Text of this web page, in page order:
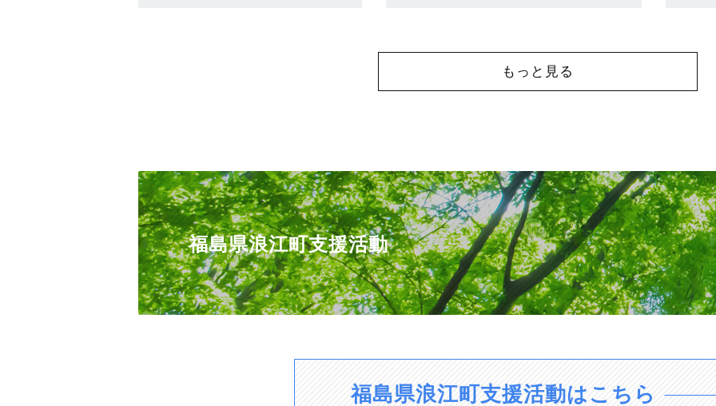
もっと見る
福島県浪江町支援活動
福島県浪江町支援活動はこちら